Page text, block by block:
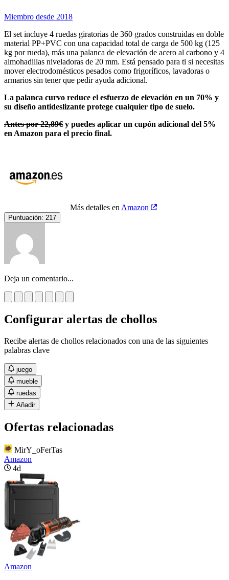
Miembro desde 2018
El set incluye 4 ruedas giratorias de 360 grados construidas en doble
material PP+PVC con una capacidad total de carga de 500 kg (125
kg por rueda), más una palanca de elevación de acero al carbono y 4
almohadillas niveladoras de 20 mm. Está pensado para ti si necesitas
mover electrodomésticos pesados como frigoríficos, lavadoras o
armarios sin tener que pedir ayuda adicional.
La palanca curvo reduce el esfuerzo de elevación en un 70% y
su diseño antideslizante protege cualquier tipo de suelo.
Antes por 22,89€ y puedes aplicar un cupón adicional del 5%
en Amazon para el precio final.
Más detalles en Amazon
Puntuación: 217
Deja un comentario...
Configurar alertas de chollos
Recibe alertas de chollos relacionados con una de las siguientes
palabras clave
juego
mueble
ruedas
Añadir
Ofertas relacionadas
MirY_oFerTas
Amazon
4d
Amazon